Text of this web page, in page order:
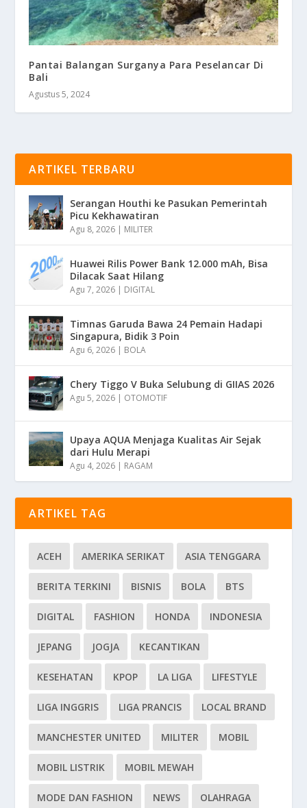
Pantai Balangan Surganya Para Peselancar Di
Bali
Agustus 5, 2024
ARTIKEL TERBARU
Serangan Houthi ke Pasukan Pemerintah
Picu Kekhawatiran
Agu 8, 2026 | MILITER
Huawei Rilis Power Bank 12.000 mAh, Bisa
Dilacak Saat Hilang
Agu 7, 2026 | DIGITAL
Timnas Garuda Bawa 24 Pemain Hadapi
Singapura, Bidik 3 Poin
Agu 6, 2026 | BOLA
Chery Tiggo V Buka Selubung di GIIAS 2026
Agu 5, 2026 | OTOMOTIF
Upaya AQUA Menjaga Kualitas Air Sejak
dari Hulu Merapi
Agu 4, 2026 | RAGAM
ARTIKEL TAG
ACEH AMERIKA SERIKAT ASIA TENGGARA
BERITA TERKINI BISNIS BOLA BTS
DIGITAL FASHION HONDA INDONESIA
JEPANG JOGJA KECANTIKAN
KESEHATAN KPOP LA LIGA LIFESTYLE
LIGA INGGRIS LIGA PRANCIS LOCAL BRAND
MANCHESTER UNITED MILITER MOBIL
MOBIL LISTRIK MOBIL MEWAH
MODE DAN FASHION NEWS OLAHRAGA